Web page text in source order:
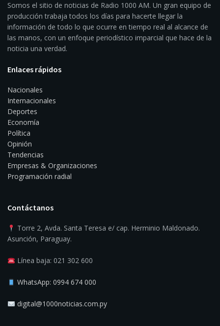
Somos el sitio de noticias de Radio 1000 AM. Un gran equipo de
producción trabaja todos los días para hacerte llegar la
información de todo lo que ocurre en tiempo real al alcance de
las manos, con un enfoque periodístico imparcial que hace de la
noticia una verdad.
Enlaces rápidos
Nacionales
Internacionales
Deportes
Economía
Política
Opinión
Tendencias
Empresas & Organizaciones
Programación radial
Contáctanos
Torre 2, Avda. Santa Teresa e/ cap. Herminio Maldonado.
Asunción, Paraguay.
Línea baja: 021 302 600
WhatsApp: 0994 674 000
digital@1000noticias.com.py